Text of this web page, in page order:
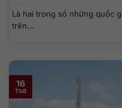
Là hai trong số những quốc
trên...
16
Th8